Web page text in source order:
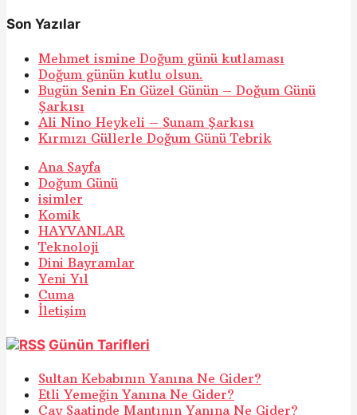
Son Yazılar
Mehmet ismine Doğum günü kutlaması
Doğum günün kutlu olsun.
Bugün Senin En Güzel Günün – Doğum Günü
Şarkısı
Ali Nino Heykeli – Sunam Şarkısı
Kırmızı Güllerle Doğum Günü Tebrik
Ana Sayfa
Doğum Günü
isimler
Komik
HAYVANLAR
Teknoloji
Dini Bayramlar
Yeni Yıl
Cuma
İletişim
Günün Tarifleri
Sultan Kebabının Yanına Ne Gider?
Etli Yemeğin Yanına Ne Gider?
Çay Saatinde Mantının Yanına Ne Gider?